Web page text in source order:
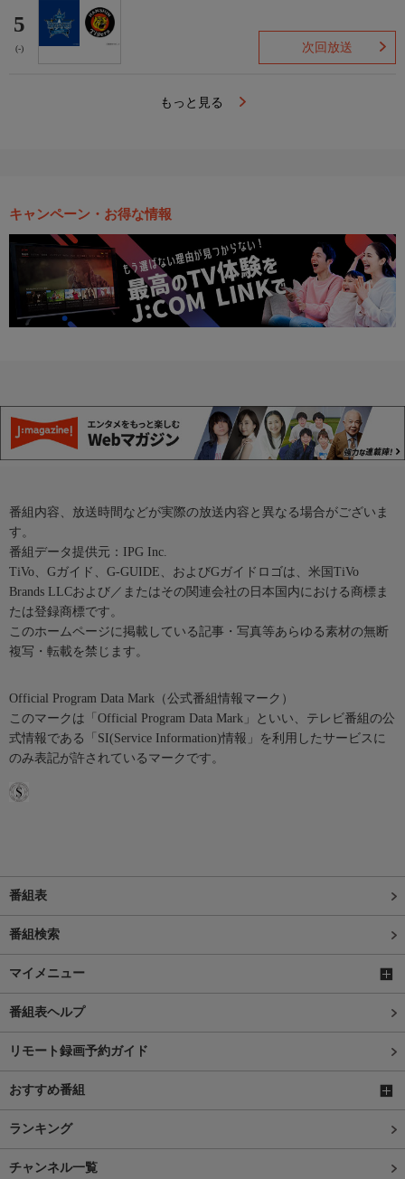
5
(-) 次回放送
もっと見る
キャンペーン・お得な情報
番組内容、放送時間などが実際の放送内容と異なる場合がございま
す。
番組データ提供元：IPG Inc.
TiVo、Gガイド、G-GUIDE、およびGガイドロゴは、米国TiVo
Brands LLCおよび／またはその関連会社の日本国内における商標ま
たは登録商標です。
このホームページに掲載している記事・写真等あらゆる素材の無断
複写・転載を禁じます。
Official Program Data Mark（公式番組情報マーク）
このマークは「Official Program Data Mark」といい、テレビ番組の公
式情報である「SI(Service Information)情報」を利用したサービスに
のみ表記が許されているマークです。
番組表
番組検索
マイメニュー
番組表ヘルプ
リモート録画予約ガイド
おすすめ番組
ランキング
チャンネル一覧